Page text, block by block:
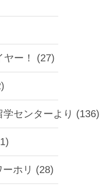
ヤー！ (27)
学センターより (136)
ーホリ (28)